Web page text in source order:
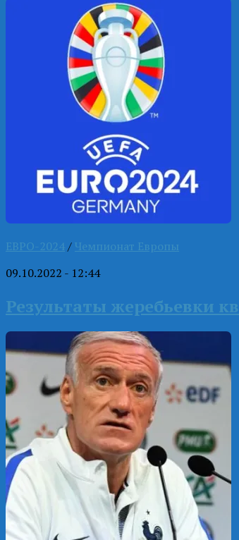
ЕВРО-2024 / Чемпионат Европы
09.10.2022 - 12:44
Результаты жеребьевки